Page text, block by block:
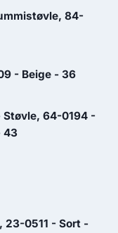
84-
- Beige - 36
Støvle, 64-0194 -
43
23-0511 - Sort -